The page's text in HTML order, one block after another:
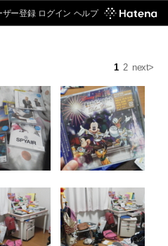
ザー登録 ログイン ヘルプ
1 2 next>